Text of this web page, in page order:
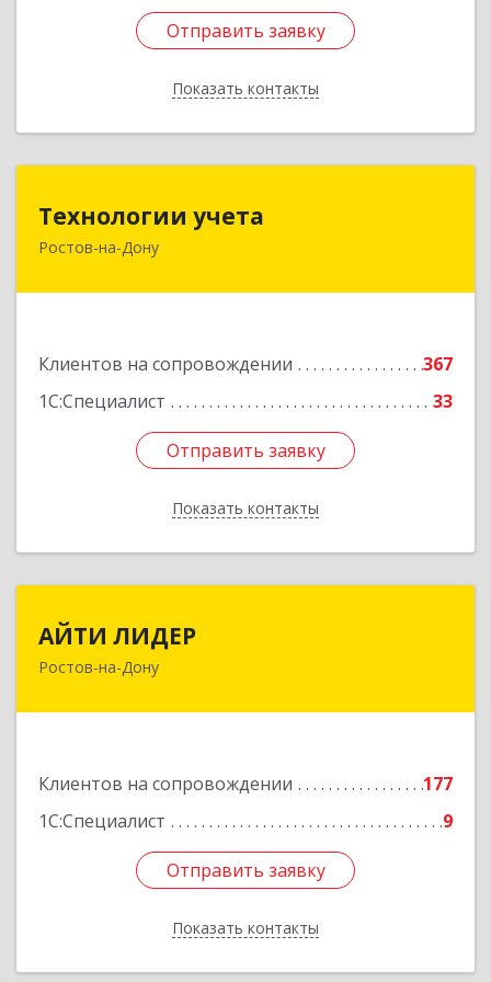
Отправить заявку
Показать контакты
Отправить заявку
Назад
Технологии учета
Ростов-на-Дону
Клиентов на сопровождении
367
1С:Специалист
33
Отправить заявку
Показать контакты
344064, Ростовская обл, Ростов-на-Дону г,
Отправить заявку
Назад
АЙТИ ЛИДЕР
Ростов-на-Дону
Клиентов на сопровождении
177
1С:Специалист
9
Отправить заявку
Показать контакты
344065, Ростовская обл, Ростов-на-Дону г,
Отправить заявку
Назад